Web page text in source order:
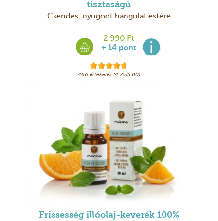
tisztaságú
Csendes, nyugodt hangulat estére
2 990 Ft
+ 14 pont
466 értékelés (4.75/5.00)
Frissesség illóolaj-keverék 100%